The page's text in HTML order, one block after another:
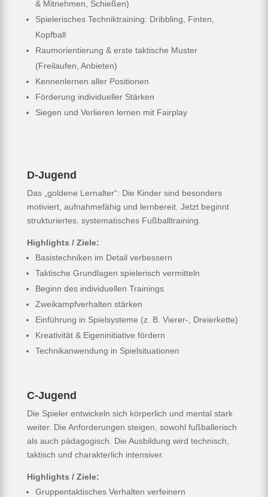
& Mitnehmen, Schießen)
Spielerisches Techniktraining: Dribbling, Finten,
Kopfball
Raumorientierung & erste taktische Muster
(Freilaufen, Anbieten)
Kennenlernen aller Positionen
Förderung individueller Stärken
Siegen und Verlieren lernen mit Fairplay
D-Jugend
Das „goldene Lernalter“: Die Kinder sind besonders
motiviert, aufnahmefähig und lernbereit. Jetzt beginnt
strukturiertes, systematisches Fußballtraining.
Highlights / Ziele:
Basistechniken im Detail verbessern
Taktische Grundlagen spielerisch vermitteln
Beginn des individuellen Trainings
Zweikampfverhalten stärken
Einführung in Spielsysteme (z. B. Vierer-, Dreierkette)
Kreativität & Eigeninitiative fördern
Technikanwendung in Spielsituationen
C-Jugend
Die Spieler entwickeln sich körperlich und mental stark
weiter. Die Anforderungen steigen, sowohl fußballerisch
als auch pädagogisch. Die Ausbildung wird technisch,
taktisch und charakterlich intensiver.
Highlights / Ziele:
Gruppentaktisches Verhalten verfeinern